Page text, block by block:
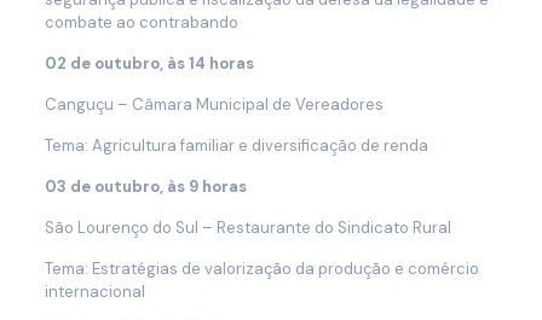
combate ao contrabando
02 de outubro, às 14 horas
Canguçu – Câmara Municipal de Vereadores
Tema: Agricultura familiar e diversificação de renda
03 de outubro, às 9 horas
São Lourenço do Sul – Restaurante do Sindicato Rural
Tema: Estratégias de valorização da produção e comércio
internacional